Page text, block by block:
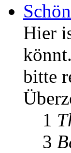
Hier
bitte
1
3